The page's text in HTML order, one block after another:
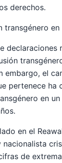
derechos.
transgénero
declaraciones
embargo, el
pertenece ha
en
en el
nacionalista
de